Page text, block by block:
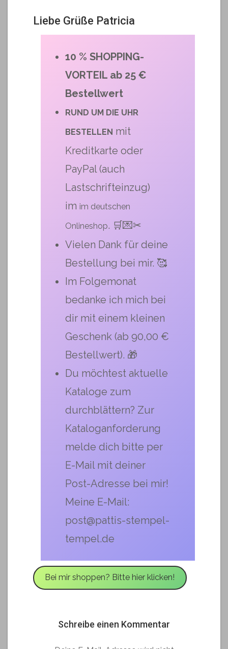
Liebe Grüße Patricia
10 % SHOPPING-
VORTEIL ab 25 €
Bestellwert
RUND UM DIE UHR
BESTELLEN mit
Kreditkarte oder
PayPal (auch
Lastschrifteinzug)
im im deutschen
Onlineshop. 🛒💌✂
Vielen Dank für deine
Bestellung bei mir. 🥰
Im Folgemonat
bedanke ich mich bei
dir mit einem kleinen
Geschenk (ab 90,00 €
Bestellwert). 🎁
Du möchtest aktuelle
Kataloge zum
durchblättern? Zur
Kataloganforderung
melde dich bitte per
E-Mail mit deiner
Post-Adresse bei mir!
Meine E-Mail:
post@pattis-stempel-
tempel.de
Bei mir shoppen? Bitte hier klicken!
Schreibe einen Kommentar